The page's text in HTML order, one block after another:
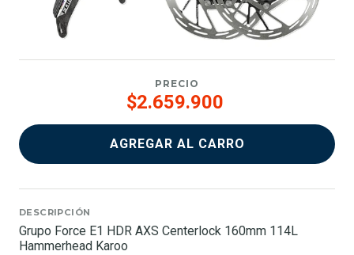
PRECIO
$2.659.900
AGREGAR AL CARRO
DESCRIPCIÓN
Grupo Force E1 HDR AXS Centerlock 160mm 114L
Hammerhead Karoo